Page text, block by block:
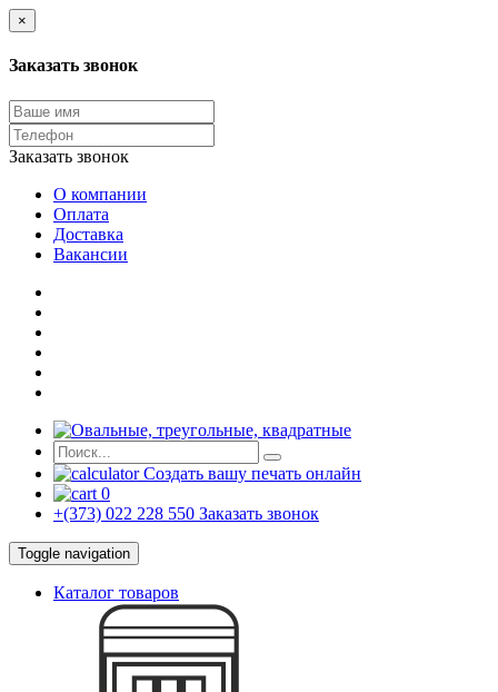
×
Заказать звонок
Заказать звонок
О компании
Оплата
Доставка
Вакансии
Создать вашу печать онлайн
0
+(373) 022 228 550 Заказать звонок
Toggle navigation
Каталог товаров